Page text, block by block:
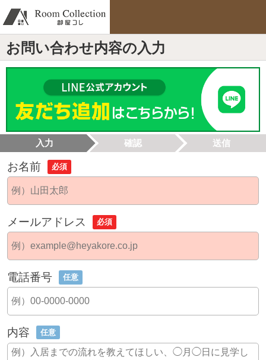
お問い合わせ内容の入力
入力 確認 送信
お名前 必須
メールアドレス 必須
電話番号 任意
内容 任意